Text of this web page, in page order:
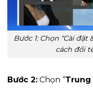
Bước 1: Chọn “Cài đặt
cách đổi
Bước 2: Chọn “Trung